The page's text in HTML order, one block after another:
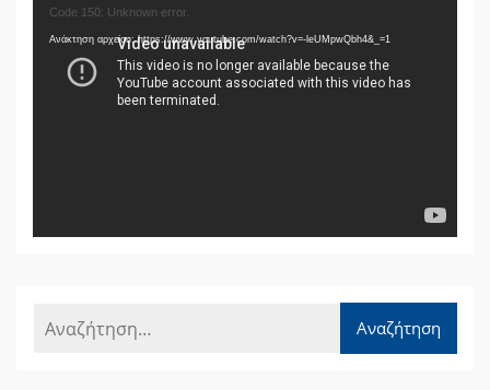
Πρόγραμμα
Αναπαραγωγής
Βίντεο
Code 150: Unknown error.
Ανάκτηση αρχείου: https://www.youtube.com/watch?v=-leUMpwQbh4&_=1